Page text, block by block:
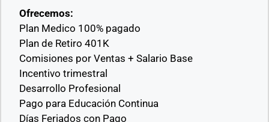
Ofrecemos:
Plan Medico 100% pagado
Plan de Retiro 401K
Comisiones por Ventas + Salario Base
Incentivo trimestral
Desarrollo Profesional
Pago para Educación Continua
Días Feriados con Pago